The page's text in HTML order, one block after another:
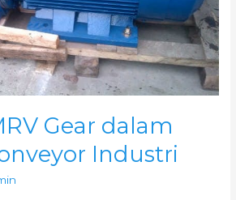
Gear dalam
Industri